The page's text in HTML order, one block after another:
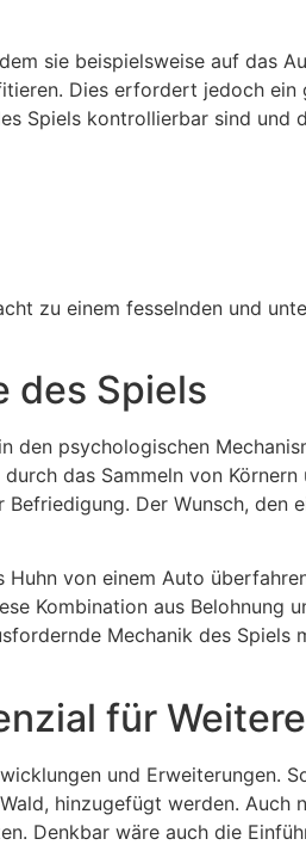
sie beispielsweise auf das
Dies erfordert jedoch
Spiels kontrollierbar sind und
zu einem fesselnden und
des Spiels
psychologischen
das Sammeln von
Der Wunsch,
von einem Auto
Kombination aus
Mechanik des
für
und Erweiterungen.
hinzugefügt werden. Auch
Denkbar wäre auch die